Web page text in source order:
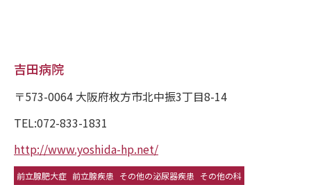
吉田病院
〒573-0064 大阪府枚方市北中振3丁目8-14
TEL:072-833-1831
http://www.yoshida-hp.net/
前立腺肥大症 前立腺疾患 その他の泌尿器疾患 その他の科